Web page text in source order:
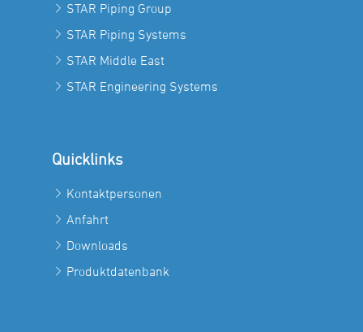
STAR Piping Group
STAR Piping Systems
STAR Middle East
STAR Engineering Systems
Quicklinks
Kontaktpersonen
Anfahrt
Downloads
Produktdatenbank